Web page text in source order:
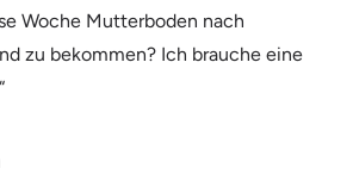
Woche Mutterboden nach
zu bekommen? Ich brauche eine